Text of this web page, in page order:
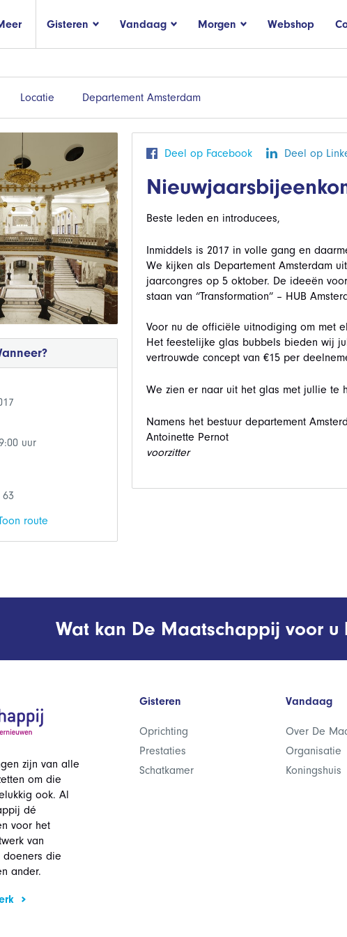
Gisteren Vandaag Morgen Webshop
Locatie Departement Amsterdam
uur
route
Deel op Facebook Deel op
Beste leden en introducees,
Inmiddels is 2017 in volle gang en
We kijken als Departement Amsterdam
jaarcongres op 5 oktober. De ideeën
staan van “Transformation” – HUB
Voor nu de officiële uitnodiging om met
Het feestelijke glas bubbels bieden wij
vertrouwde concept van €15 per
We zien er naar uit het glas met jullie te
Namens het bestuur departement
Antoinette Pernot
voorzitter
Wat kan De Maatschappij voor u
zijn van alle
om die
ook. Al
dé
voor het
van
doeners die
ander.
Gisteren
Oprichting
Prestaties
Schatkamer
Vandaag
Over De
Organisatie
Koningshuis